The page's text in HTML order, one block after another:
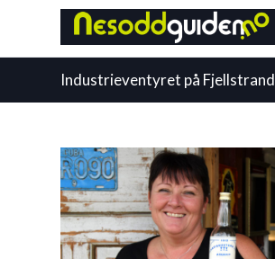
Industrieventyret på Fjellstrand